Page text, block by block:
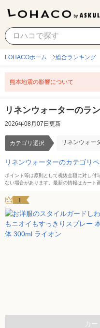
リネンウォーター
LOHACOホーム 総合ランキング
熊本地震の影響について
リネンウォーターのラ
2026年08月07日更新
カテゴリ選択 リネンウォー
リネンウォーターのカテゴリ
ポイント等は原則として税抜金額に対し付
ない場合があります。最新の情報はカート
1
カー